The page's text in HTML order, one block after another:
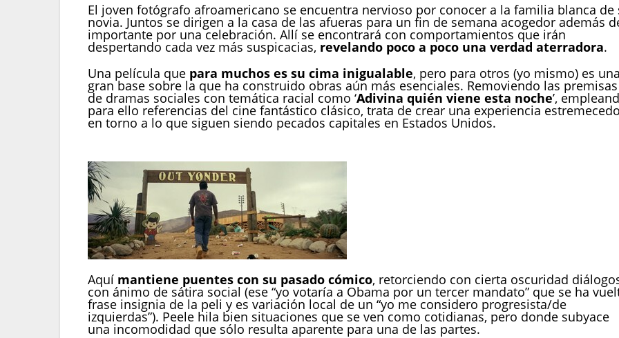
El joven fotógrafo afroamericano se encuentra nervioso por conocer a la familia blanca de
novia. Juntos se dirigen a la casa de las afueras para un fin de semana acogedor además
importante por una celebración. Allí se encontrará con comportamientos que irán
despertando cada vez más suspicacias, revelando poco a poco una verdad aterradora.
Una película que para muchos es su cima inigualable, pero para otros (yo mismo) es una
gran base sobre la que ha construido obras aún más esenciales. Removiendo las premisas
de dramas sociales con temática racial como ‘Adivina quién viene esta noche’,
para ello referencias del cine fantástico clásico, trata de crear una experiencia
en torno a lo que siguen siendo pecados capitales en Estados Unidos.
Aquí mantiene puentes con su pasado cómico, retorciendo con cierta oscuridad
con ánimo de sátira social (ese “yo votaría a Obama por un tercer mandato” que se ha
frase insignia de la peli y es variación local de un “yo me considero progresista/de
izquierdas”). Peele hila bien situaciones que se ven como cotidianas, pero donde subyace
una incomodidad que sólo resulta aparente para una de las partes.